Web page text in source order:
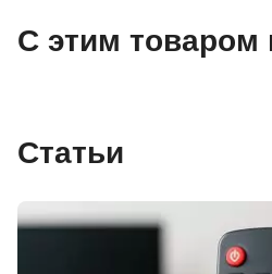
С этим товаром
Статьи